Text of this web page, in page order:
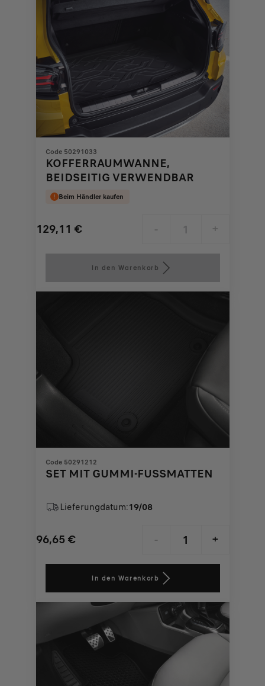
Code 50291033
KOFFERRAUMWANNE,
BEIDSEITIG VERWENDBAR
Beim Händler kaufen
129,11 €
Price
129,11
€
- +
Quantity
to:
1
In den Warenkorb
Code 50291212
SET MIT GUMMI-FUSSMATTEN
Lieferungdatum:19/08
96,65 €
Price
96,65
€
- +
Quantity
to:
1
In den Warenkorb